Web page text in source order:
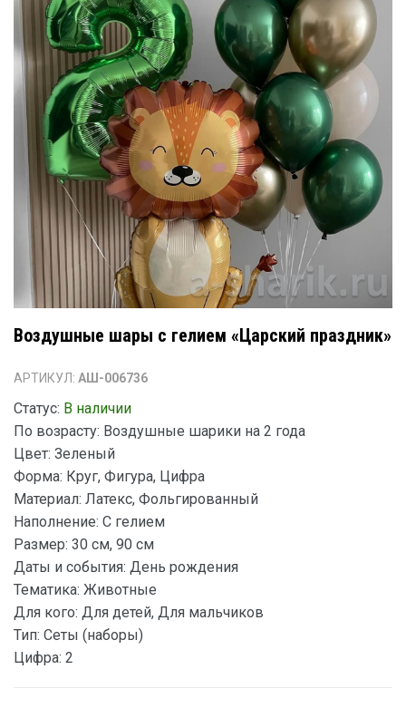
Воздушные шары с гелием «Царский праздник»
АРТИКУЛ: АШ-006736
Статус: В наличии
По возрасту: Воздушные шарики на 2 года
Цвет: Зеленый
Форма: Круг, Фигура, Цифра
Материал: Латекс, Фольгированный
Наполнение: С гелием
Размер: 30 см, 90 см
Даты и события: День рождения
Тематика: Животные
Для кого: Для детей, Для мальчиков
Тип: Сеты (наборы)
Цифра: 2